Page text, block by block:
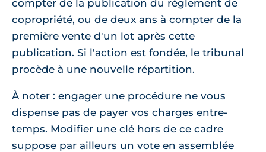
compter de la publication du règlement de
copropriété, ou de deux ans à compter de la
première vente d'un lot après cette
publication. Si l'action est fondée, le tribunal
procède à une nouvelle répartition.
À noter : engager une procédure ne vous
dispense pas de payer vos charges entre-
temps. Modifier une clé hors de ce cadre
suppose par ailleurs un vote en assemblée